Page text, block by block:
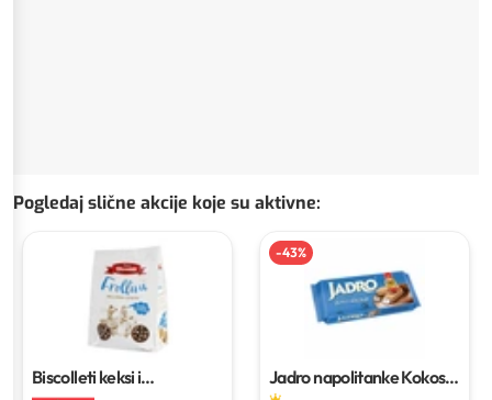
Pogledaj slične akcije koje su aktivne:
Biscolleti keksi i
napolitanke
-43%
Jadro napolitanke Kokos
200 g